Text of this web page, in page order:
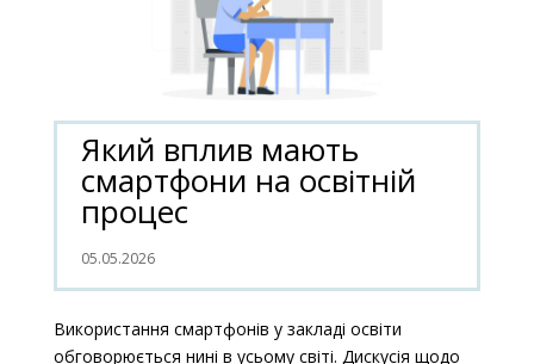
Який вплив мають
смартфони на освітній
процес
05.05.2026
Використання смартфонів у закладі освіти
обговорюється нині в усьому світі. Дискусія щодо